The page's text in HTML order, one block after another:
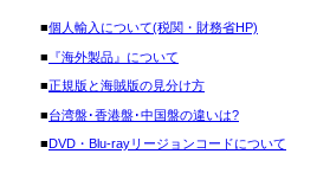
■個人輸入について(税関・財務省HP)
■ 『海外製品』について
■正規版と海賊版の見分け方
■台湾盤･香港盤･中国盤の違いは?
■ DVD・Blu-rayリージョンコードについて